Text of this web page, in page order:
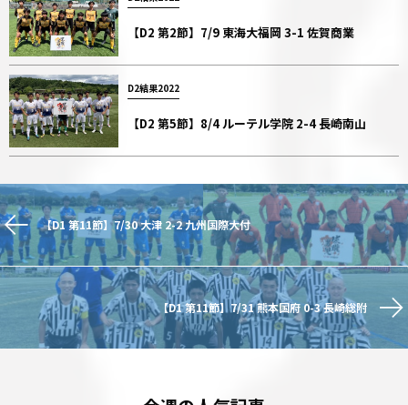
【D2 第2節】7/9 東海大福岡 3-1 佐賀商業
D2結果2022
【D2 第5節】8/4 ルーテル学院 2-4 長崎南山
【D1 第11節】7/30 大津 2-2 九州国際大付
【D1 第11節】7/31 熊本国府 0-3 長崎総附